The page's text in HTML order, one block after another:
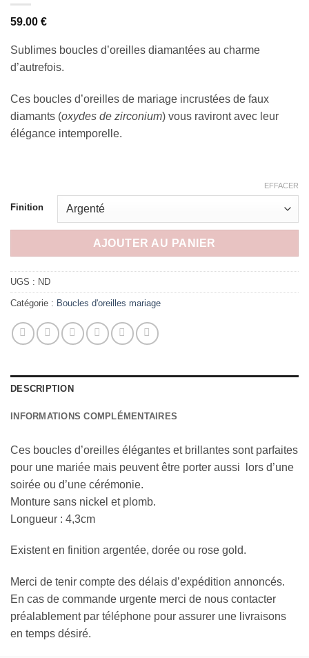
59.00 €
Sublimes boucles d’oreilles diamantées au charme
d’autrefois.
Ces boucles d’oreilles de mariage incrustées de faux
diamants (oxydes de zirconium) vous raviront avec leur
élégance intemporelle.
Finition
EFFACER
AJOUTER AU PANIER
UGS : ND
Catégorie : Boucles d'oreilles mariage
DESCRIPTION
INFORMATIONS COMPLÉMENTAIRES
Ces boucles d’oreilles élégantes et brillantes sont parfaites
pour une mariée mais peuvent être porter aussi lors d’une
soirée ou d’une cérémonie.
Monture sans nickel et plomb.
Longueur : 4,3cm
Existent en finition argentée, dorée ou rose gold.
Merci de tenir compte des délais d’expédition annoncés.
En cas de commande urgente merci de nous contacter
préalablement par téléphone pour assurer une livraisons
en temps désiré.